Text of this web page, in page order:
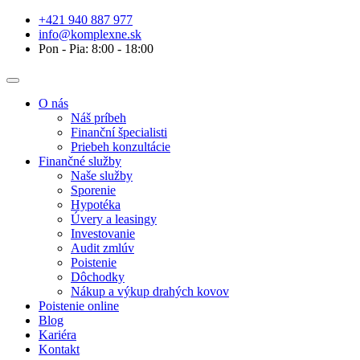
+421 940 887 977
info@komplexne.sk
Pon - Pia: 8:00 - 18:00
O nás
Náš príbeh
Finanční špecialisti
Priebeh konzultácie
Finančné služby
Naše služby
Sporenie
Hypotéka
Úvery a leasingy
Investovanie
Audit zmlúv
Poistenie
Dôchodky
Nákup a výkup drahých kovov
Poistenie online
Blog
Kariéra
Kontakt